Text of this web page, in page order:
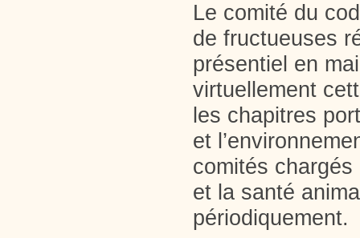
Le comité du
de fructueuses
présentiel en
virtuellement
les chapitres
et
comités chargés
et la santé
périodiquement.